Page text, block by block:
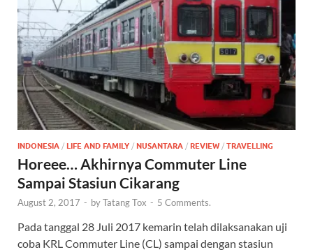
INDONESIA / LIFE AND FAMILY / NUSANTARA / REVIEW / TRAVELLING
Horeee… Akhirnya Commuter Line
Sampai Stasiun Cikarang
August 2, 2017 - byTatang Tox - 5 Comments.
Pada tanggal 28 Juli 2017 kemarin telah dilaksanakan uji
coba KRL Commuter Line (CL) sampai dengan stasiun